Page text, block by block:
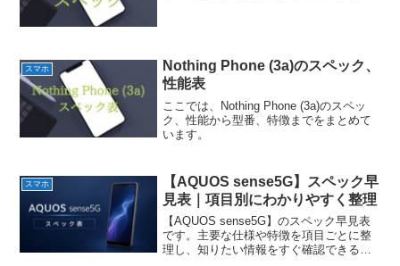
スマホ
Nothing Phone (3a)のスペック、
性能表
ここでは、Nothing Phone (3a)のスペッ
ク、性能から型番、特徴までをまとめて
います。
スマホ
【AQUOS sense5G】スペック早
見表｜項目別にわかりやすく整理
【AQUOS sense5G】のスペック早見表
です。主要な仕様や特徴を項目ごとに整
理し、知りたい情報をすぐ確認できるよ